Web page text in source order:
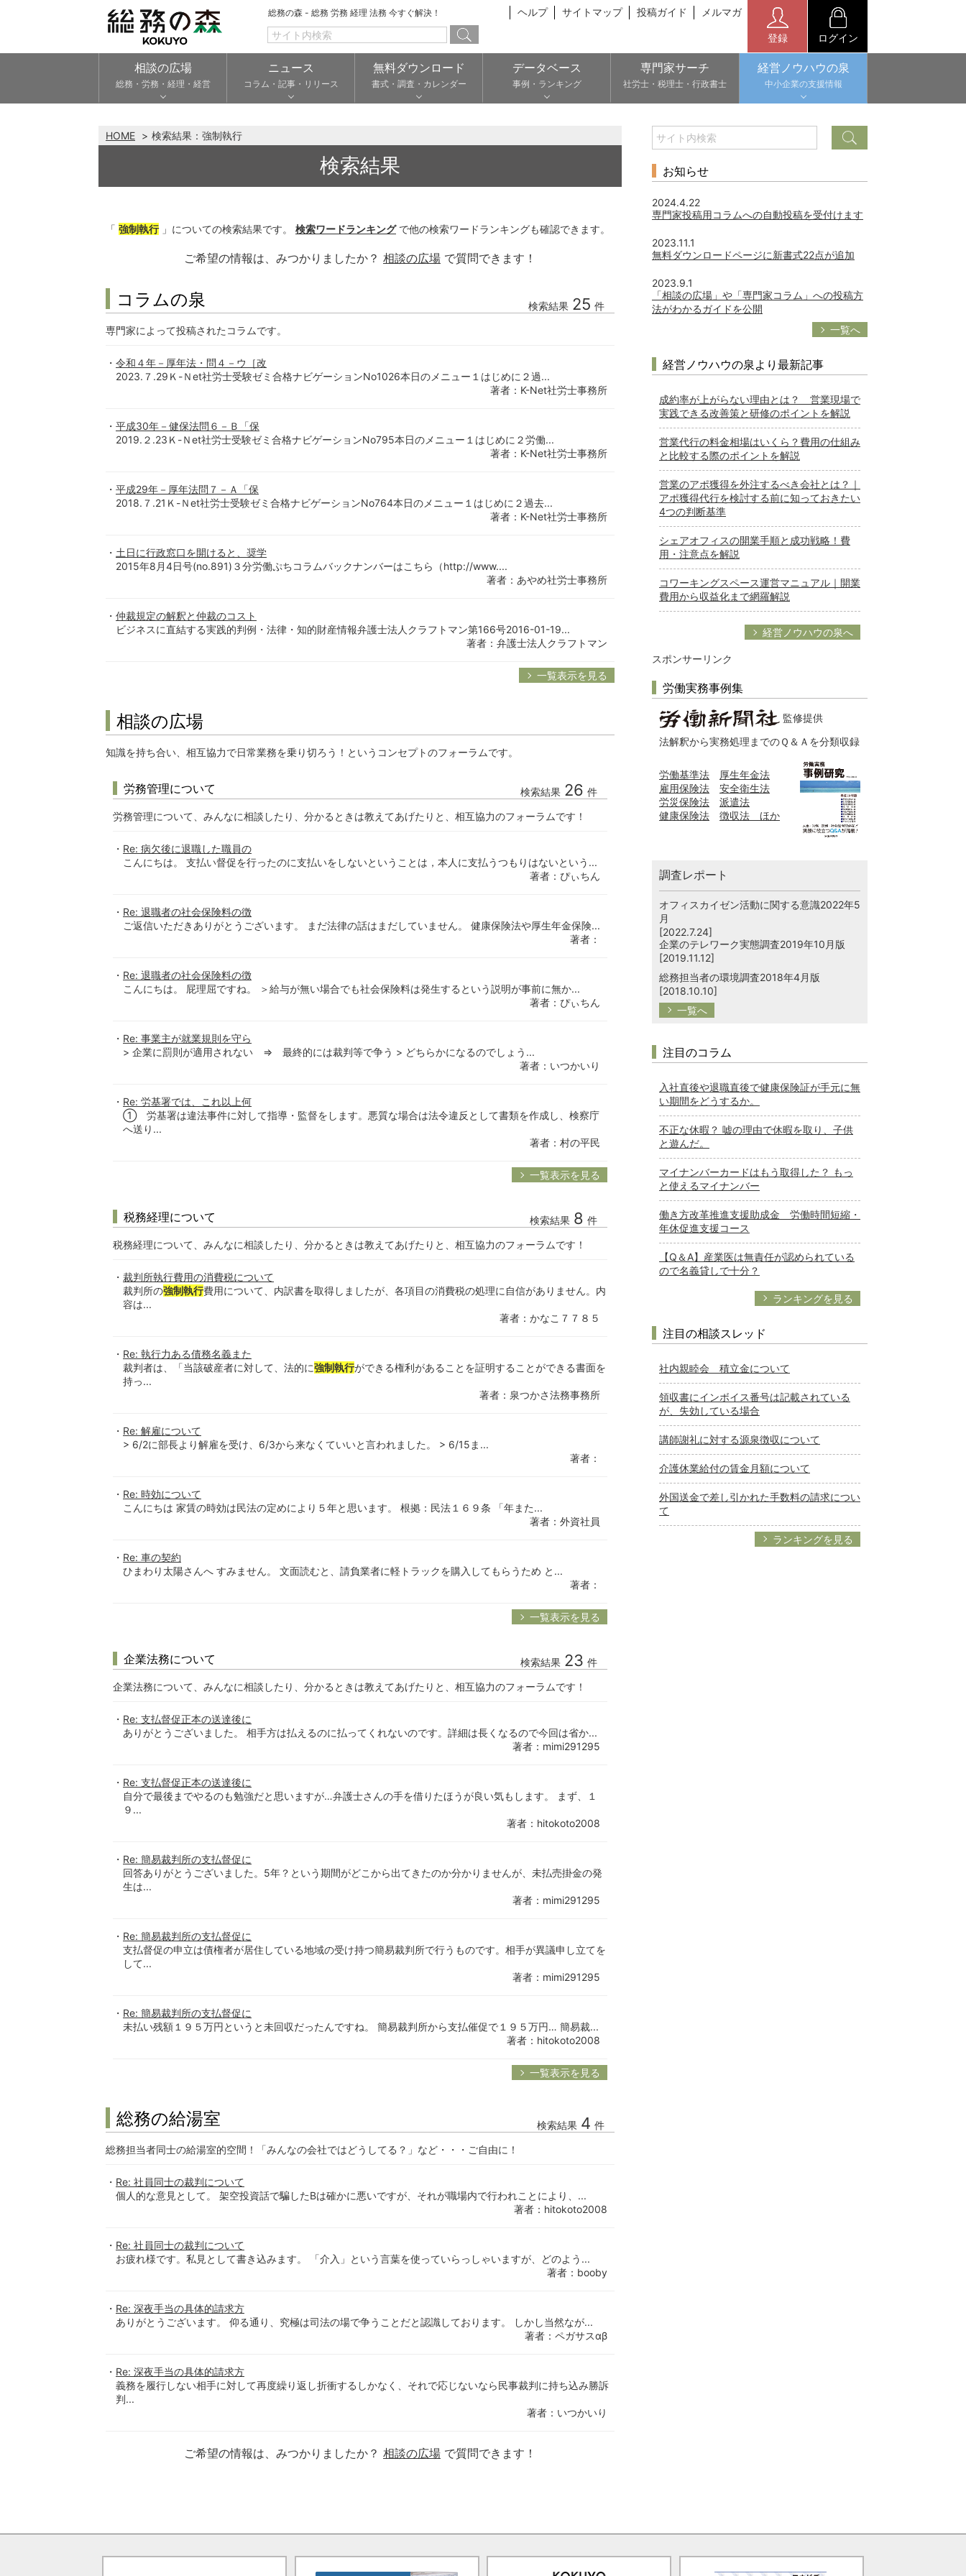
総務の森 - 総務 労務 経理 法務 今すぐ解決！ ヘルプ サイトマップ 投稿ガイド メルマガ
登録 ログイン
相談の広場
総務・労務・経理・経営
ニュース
コラム・記事・リリース
無料ダウンロード
書式・調査・カレンダー
データベース
事例・ランキング
専門家サーチ
社労士・税理士・行政書士
経営ノウハウの泉
中小企業の支援情報
HOME 検索結果： 強制執行
検索結果
「 強制執行」についての検索結果です。 検索ワードランキングで他の検索ワードランキングも確認できます。
ご希望の情報は、みつかりましたか？ 相談の広場 で質問できます！
コラムの泉 検索結果 25 件
専門家によって投稿されたコラムです。
令和４年－厚年法・問４－ウ［改
2023.７.29Ｋ-Ｎet社労士受験ゼミ合格ナビゲーションNo1026本日のメニュー１はじめに２過...
著者：K-Net社労士事務所
平成30年－健保法問６－Ｂ「保
2019.２.23Ｋ-Ｎet社労士受験ゼミ合格ナビゲーションNo795本日のメニュー１はじめに２労働...
著者：K-Net社労士事務所
平成29年－厚年法問７－Ａ「保
2018.７.21Ｋ-Ｎet社労士受験ゼミ合格ナビゲーションNo764本日のメニュー１はじめに２過去...
著者：K-Net社労士事務所
土日に行政窓口を開けると、奨学
2015年8月4日号(no.891)３分労働ぷちコラムバックナンバーはこちら（http://www....
著者：あやめ社労士事務所
仲裁規定の解釈と仲裁のコスト
ビジネスに直結する実践的判例・法律・知的財産情報弁護士法人クラフトマン第166号2016-01-19...
著者：弁護士法人クラフトマン
一覧表示を見る
相談の広場
知識を持ち合い、相互協力で日常業務を乗り切ろう！というコンセプトのフォーラムです。
労務管理について 検索結果 26 件
労務管理について、みんなに相談したり、分かるときは教えてあげたりと、相互協力のフォーラムです！
Re: 病欠後に退職した職員の
こんにちは。 支払い督促を行ったのに支払いをしないということは，本人に支払うつもりはないという...
著者：ぴぃちん
Re: 退職者の社会保険料の徴
ご返信いただきありがとうございます。 まだ法律の話はまだしていません。 健康保険法や厚生年金保険...
著者：
Re: 退職者の社会保険料の徴
こんにちは。 屁理屈ですね。 ＞給与が無い場合でも社会保険料は発生するという説明が事前に無か...
著者：ぴぃちん
Re: 事業主が就業規則を守ら
> 企業に罰則が適用されない ⇒ 最終的には裁判等で争う > どちらかになるのでしょう...
著者：いつかいり
Re: 労基署では、これ以上何
① 労基署は違法事件に対して指導・監督をします。悪質な場合は法令違反として書類を作成し、検察庁
へ送り...
著者：村の平民
一覧表示を見る
税務経理について 検索結果 8 件
税務経理について、みんなに相談したり、分かるときは教えてあげたりと、相互協力のフォーラムです！
裁判所執行費用の消費税について
裁判所の強制執行費用について、内訳書を取得しましたが、各項目の消費税の処理に自信がありません。内
容は...
著者：かなこ７７８５
Re: 執行力ある債務名義また
裁判者は、「当該破産者に対して、法的に強制執行ができる権利があることを証明することができる書面を
持っ...
著者：泉つかさ法務事務所
Re: 解雇について
> 6/2に部長より解雇を受け、6/3から来なくていいと言われました。 > 6/15ま...
著者：
Re: 時効について
こんにちは 家賃の時効は民法の定めにより５年と思います。 根拠：民法１６９条 「年また...
著者：外資社員
Re: 車の契約
ひまわり太陽さんへ すみません。 文面読むと、請負業者に軽トラックを購入してもらうため と...
著者：
一覧表示を見る
企業法務について 検索結果 23 件
企業法務について、みんなに相談したり、分かるときは教えてあげたりと、相互協力のフォーラムです！
Re: 支払督促正本の送達後に
ありがとうございました。 相手方は払えるのに払ってくれないのです。詳細は長くなるので今回は省か...
著者：mimi291295
Re: 支払督促正本の送達後に
自分で最後までやるのも勉強だと思いますが…弁護士さんの手を借りたほうが良い気もします。 まず、１
９...
著者：hitokoto2008
Re: 簡易裁判所の支払督促に
回答ありがとうございました。5年？という期間がどこから出てきたのか分かりませんが、未払売掛金の発
生は...
著者：mimi291295
Re: 簡易裁判所の支払督促に
支払督促の申立は債権者が居住している地域の受け持つ簡易裁判所で行うものです。相手が異議申し立てを
して...
著者：mimi291295
Re: 簡易裁判所の支払督促に
未払い残額１９５万円というと未回収だったんですね。 簡易裁判所から支払催促で１９５万円… 簡易裁...
著者：hitokoto2008
一覧表示を見る
総務の給湯室 検索結果 4 件
総務担当者同士の給湯室的空間！「みんなの会社ではどうしてる？」など・・・ご自由に！
Re: 社員同士の裁判について
個人的な意見として。 架空投資話で騙したBは確かに悪いですが、それが職場内で行われことにより、...
著者：hitokoto2008
Re: 社員同士の裁判について
お疲れ様です。私見として書き込みます。 「介入」という言葉を使っていらっしゃいますが、どのよう...
著者：booby
Re: 深夜手当の具体的請求方
ありがとうございます。 仰る通り、究極は司法の場で争うことだと認識しております。 しかし当然なが...
著者：ペガサスαβ
Re: 深夜手当の具体的請求方
義務を履行しない相手に対して再度繰り返し折衝するしかなく、それで応じないなら民事裁判に持ち込み勝訴
判...
著者：いつかいり
ご希望の情報は、みつかりましたか？ 相談の広場 で質問できます！
お知らせ
2024.4.22
専門家投稿用コラムへの自動投稿を受付けます
2023.11.1
無料ダウンロードページに新書式22点が追加
2023.9.1
「相談の広場」や「専門家コラム」への投稿方
法がわかるガイドを公開
一覧へ
経営ノウハウの泉より最新記事
成約率が上がらない理由とは？ 営業現場で
実践できる改善策と研修のポイントを解説
営業代行の料金相場はいくら？費用の仕組み
と比較する際のポイントを解説
営業のアポ獲得を外注するべき会社とは？｜
アポ獲得代行を検討する前に知っておきたい
4つの判断基準
シェアオフィスの開業手順と成功戦略！費
用・注意点を解説
コワーキングスペース運営マニュアル｜開業
費用から収益化まで網羅解説
経営ノウハウの泉へ
スポンサーリンク
労働実務事例集
監修提供
法解釈から実務処理までのＱ＆Ａを分類収録
労働基準法
厚生年金法
雇用保険法
安全衛生法
労災保険法
派遣法
健康保険法
徴収法 ほか
調査レポート
オフィスカイゼン活動に関する意識2022年5
月
[2022.7.24]
企業のテレワーク実態調査2019年10月版
[2019.11.12]
総務担当者の環境調査2018年4月版
[2018.10.10]
一覧へ
注目のコラム
入社直後や退職直後で健康保険証が手元に無
い期間をどうするか。
不正な休暇？ 嘘の理由で休暇を取り、子供
と遊んだ。
マイナンバーカードはもう取得した？ もっ
と使えるマイナンバー
働き方改革推進支援助成金 労働時間短縮・
年休促進支援コース
【Q＆A】産業医は無責任が認められている
ので名義貸しで十分？
ランキングを見る
注目の相談スレッド
社内親睦会 積立金について
領収書にインボイス番号は記載されている
が、失効している場合
講師謝礼に対する源泉徴収について
介護休業給付の賃金月額について
外国送金で差し引かれた手数料の請求につい
て
ランキングを見る